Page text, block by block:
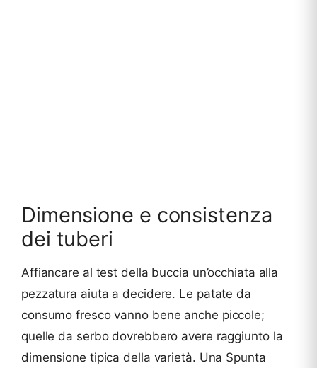
Dimensione e consistenza
dei tuberi
Affiancare al test della buccia un’occhiata alla
pezzatura aiuta a decidere. Le patate da
consumo fresco vanno bene anche piccole;
quelle da serbo dovrebbero avere raggiunto la
dimensione tipica della varietà. Una Spunta